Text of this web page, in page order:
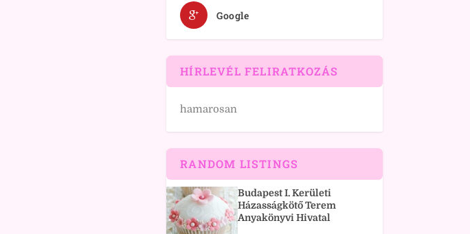
Google
HÍRLEVÉL FELIRATKOZÁS
hamarosan
RANDOM LISTINGS
Budapest I. Kerületi
Házasságkötő Terem
Anyakönyvi Hivatal